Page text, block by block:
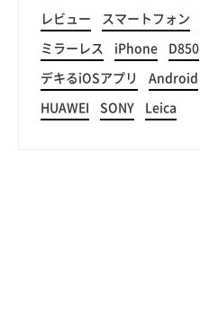
レビュー スマートフォン
ミラーレス iPhone D850
デキるiOSアプリ Android
HUAWEI SONY Leica